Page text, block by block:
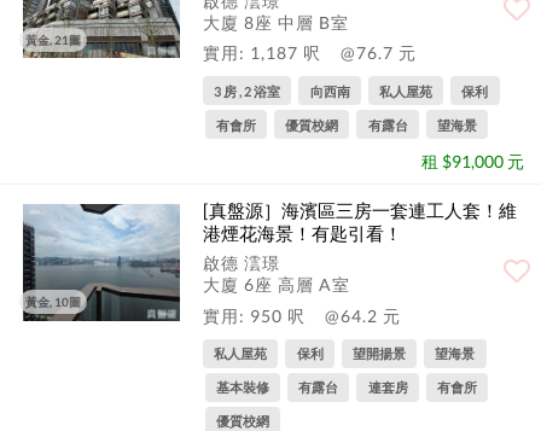
黃金, 21圖
大廈 8座 中層 B室
實用: 1,187 呎
@76.7 元
3 房 , 2 浴室 向西南 私人屋苑 保利
有會所 優質校網 有露台 望海景
租 $91,000 元
黃金, 10圖
[真盤源］海濱區三房一套連工人套！維
港煙花海景！有匙引看！
啟德 澐璟
大廈 6座 高層 A室
實用: 950 呎
@64.2 元
私人屋苑 保利 望開揚景 望海景
基本裝修 有露台 連套房 有會所
優質校網